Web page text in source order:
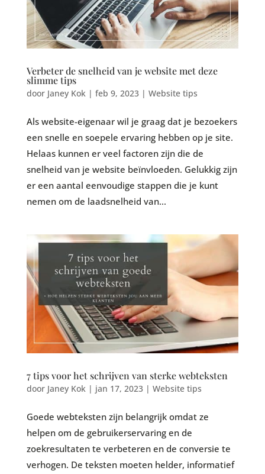
Verbeter de snelheid van je website met deze
slimme tips
door Janey Kok | feb 9, 2023| Website tips
Als website-eigenaar wil je graag dat je bezoekers
een snelle en soepele ervaring hebben op je site.
Helaas kunnen er veel factoren zijn die de
snelheid van je website beïnvloeden. Gelukkig zijn
er een aantal eenvoudige stappen die je kunt
nemen om de laadsnelheid van...
7 tips voor het schrijven van sterke webteksten
door Janey Kok| jan 17, 2023| Website tips
Goede webteksten zijn belangrijk omdat ze
helpen om de gebruikerservaring en de
zoekresultaten te verbeteren en de conversie te
verhogen. De teksten moeten helder, informatief